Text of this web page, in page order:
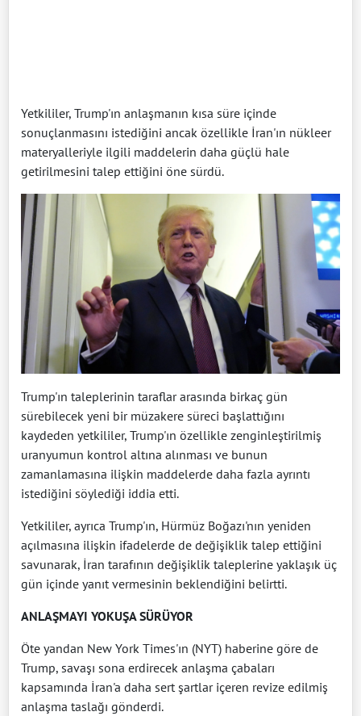
Yetkililer, Trump'ın anlaşmanın kısa süre içinde
sonuçlanmasını istediğini ancak özellikle İran'ın nükleer
materyalleriyle ilgili maddelerin daha güçlü hale
getirilmesini talep ettiğini öne sürdü.
Trump'ın taleplerinin taraflar arasında birkaç gün
sürebilecek yeni bir müzakere süreci başlattığını
kaydeden yetkililer, Trump'ın özellikle zenginleştirilmiş
uranyumun kontrol altına alınması ve bunun
zamanlamasına ilişkin maddelerde daha fazla ayrıntı
istediğini söylediği iddia etti.
Yetkililer, ayrıca Trump'ın, Hürmüz Boğazı'nın yeniden
açılmasına ilişkin ifadelerde de değişiklik talep ettiğini
savunarak, İran tarafının değişiklik taleplerine yaklaşık üç
gün içinde yanıt vermesinin beklendiğini belirtti.
ANLAŞMAYI YOKUŞA SÜRÜYOR
Öte yandan New York Times'ın (NYT) haberine göre de
Trump, savaşı sona erdirecek anlaşma çabaları
kapsamında İran'a daha sert şartlar içeren revize edilmiş
anlaşma taslağı gönderdi.